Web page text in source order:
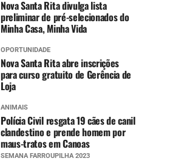
Nova Santa Rita divulga lista
preliminar de pré-selecionados do
Minha Casa, Minha Vida
OPORTUNIDADE
Nova Santa Rita abre inscrições
para curso gratuito de Gerência de
Loja
ANIMAIS
Polícia Civil resgata 19 cães de canil
clandestino e prende homem por
maus-tratos em Canoas
SEMANA FARROUPILHA 2023